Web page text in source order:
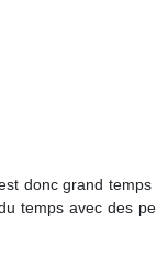
donc grand
temps avec des